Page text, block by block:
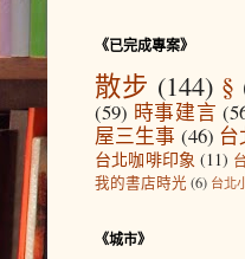
《已完成專案》
散步 (144) §
(59) 時事建言
屋三生事 (46) 台
台北咖啡印象 (11)
我的書店時光 (6) 台北
《城市》